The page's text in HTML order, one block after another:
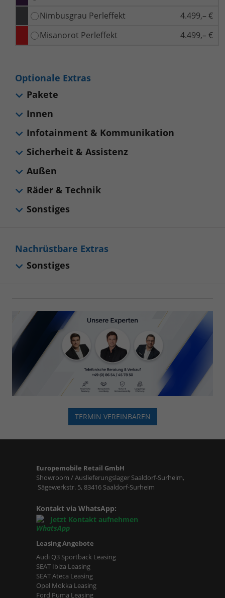
Nimbusgrau Perleffekt
4.499,– €
Misanorot Perleffekt
4.499,– €
Optionale Extras
Pakete
Innen
Infotainment & Kommunikation
Sicherheit & Assistenz
Außen
Räder & Technik
Sonstiges
Nachrüstbare Extras
Sonstiges
TERMIN VEREINBAREN
Europemobile Retail GmbH
Showroom / Auslieferungslager Saaldorf-Surheim,
Sägewerkstr. 5, 83416 Saaldorf-Surheim
Kontakt via WhatsApp:
Jetzt Kontakt aufnehmen
Leasing Angebote
Audi Q3 Sportback Leasing
SEAT Ibiza Leasing
SEAT Ateca Leasing
Opel Mokka Leasing
Ford Puma Leasing